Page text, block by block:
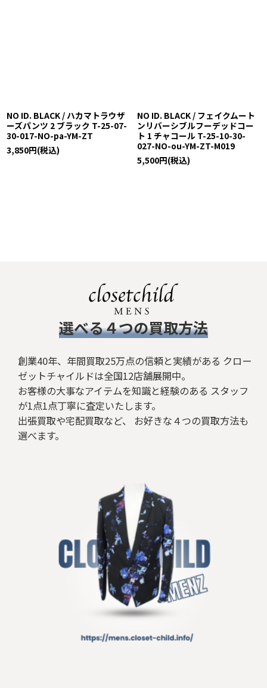
NO ID. BLACK / ハカマトラウザ
ーズパンツ 2 ブラック T-25-07-
30-017-NO-pa-YM-ZT
3,850円(税込)
NO ID. BLACK / フェイクムート
ンリバーシブルフーデッドコー
ト 1 チャコール T-25-10-30-
027-NO-ou-YM-ZT-M019
5,500円(税込)
​選べる４つの買取方法
創業40年、年間買取25万点の信頼と実績がある クロー
ゼットチャイルドは全国12店舗展開中。
お客様の大事なアイテムを知識と経験のある スタッフ
が1点1点丁寧に査定いたします。
出張買取や宅配買取など、 お好きな４つの買取方法も
選べます。